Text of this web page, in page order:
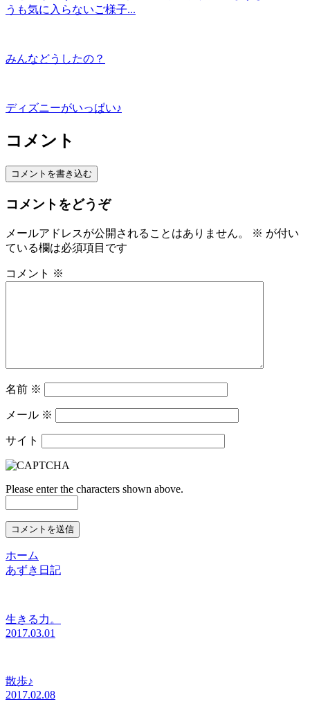
うも気に入らないご様子...
みんなどうしたの？
ディズニーがいっぱい♪
コメント
コメントを書き込む
コメントをどうぞ
メールアドレスが公開されることはありません。 ※ が付い
ている欄は必須項目です
コメント ※
名前 ※
メール ※
サイト
Please enter the characters shown above.
ホーム
あずき日記
生きる力。
2017.03.01
散歩♪
2017.02.08